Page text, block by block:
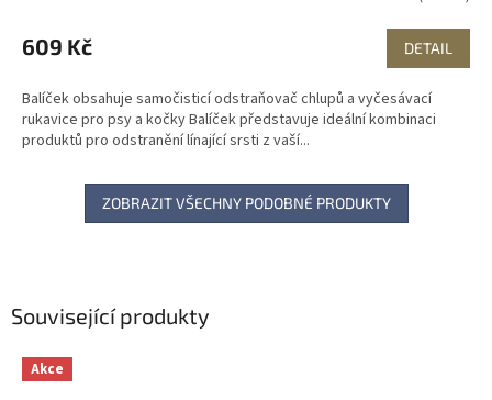
Související produkty
Akce
609 Kč DETAIL
Balíček obsahuje samočisticí odstraňovač chlupů a vyčesávací
rukavice pro psy a kočky Balíček představuje ideální kombinaci
produktů pro odstranění línající srsti z vaší...
ZOBRAZIT VŠECHNY PODOBNÉ PRODUKTY